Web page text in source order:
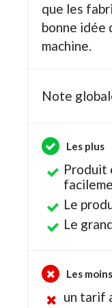
que les
bonne idée
machine.
Note
Les plus
Produit
Le
Le
Les moins
un tarif